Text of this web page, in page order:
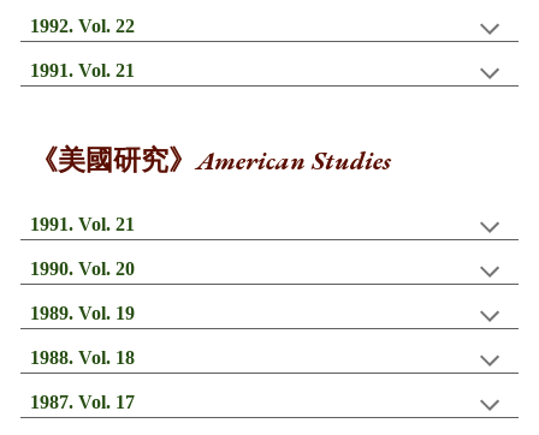
1992. Vol. 22
1991. Vol. 21
《美國研究》American Studies
1991. Vol. 21
1990. Vol. 20
1989. Vol. 19
1988. Vol. 18
1987. Vol. 17